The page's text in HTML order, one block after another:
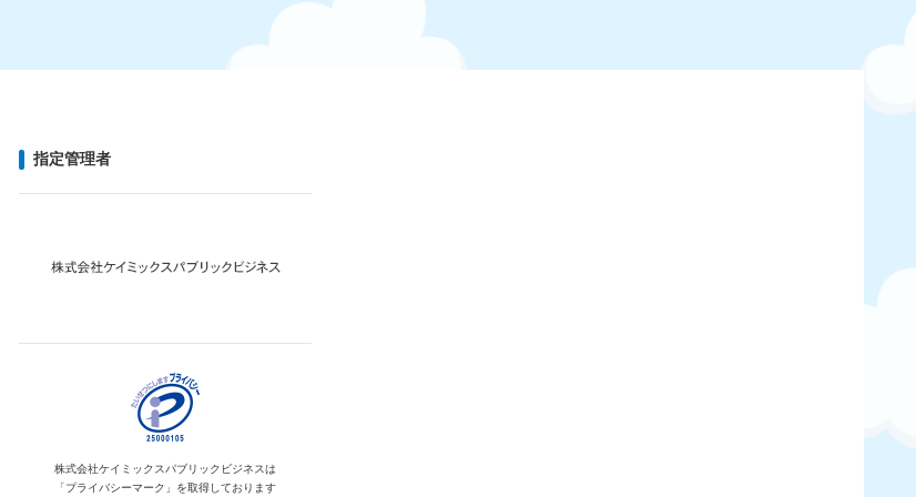
指定管理者
株式会社ケイミックスパブリックビジネスは
「プライバシーマーク」を取得しております